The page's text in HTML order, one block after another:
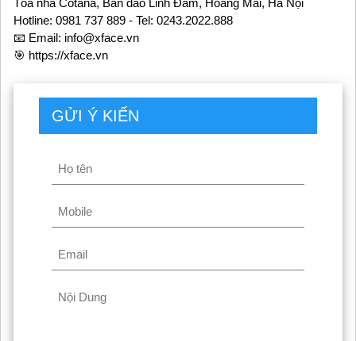
Tòa nhà Cotana, Bán đảo Linh Đàm, Hoàng Mai, Hà Nội
Hotline: 0981 737 889 - Tel: 0243.2022.888
📧 Email: info@xface.vn
🎯 https://xface.vn
GỬI Ý KIẾN